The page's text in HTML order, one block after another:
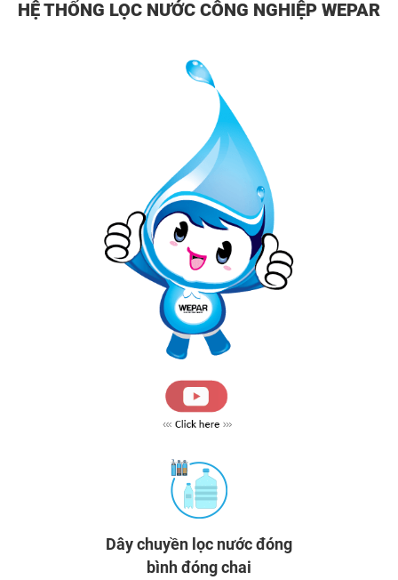
HỆ THỐNG LỌC NƯỚC CÔNG NGHIỆP WEPAR
Dây chuyền lọc nước đóng
bình đóng chai